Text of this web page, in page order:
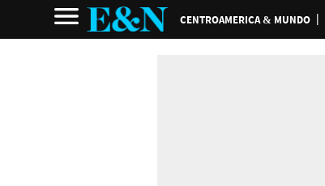
CENTROAMERICA & MUNDO